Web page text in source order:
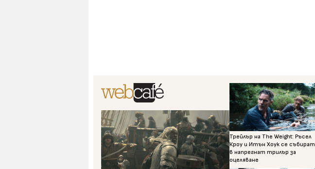
Трейлър на The Weight: Ръсел
Кроу и Итън Хоук се събират
в напрегнат трилър за
оцеляване